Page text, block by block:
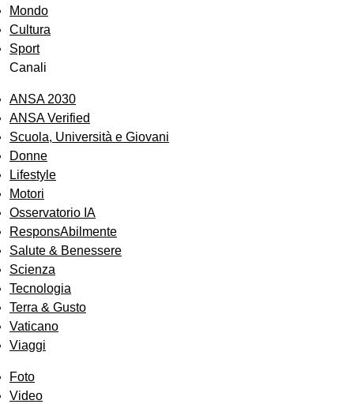
Mondo
Cultura
Sport
Canali
ANSA 2030
ANSA Verified
Scuola, Università e Giovani
Donne
Lifestyle
Motori
Osservatorio IA
ResponsAbilmente
Salute & Benessere
Scienza
Tecnologia
Terra & Gusto
Vaticano
Viaggi
Foto
Video